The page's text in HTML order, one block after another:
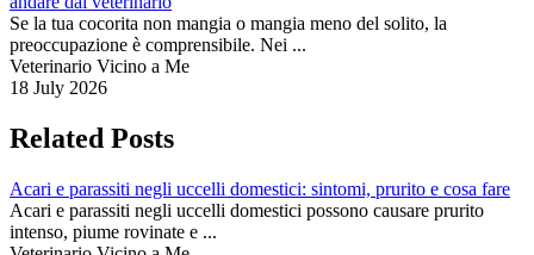
Se la tua cocorita non mangia o mangia meno del solito, la
preoccupazione è comprensibile. Nei ...
Veterinario Vicino a Me
18 July 2026
Related Posts
Acari e parassiti negli uccelli domestici: sintomi, prurito e cosa fare
Acari e parassiti negli uccelli domestici possono causare prurito
intenso, piume rovinate e ...